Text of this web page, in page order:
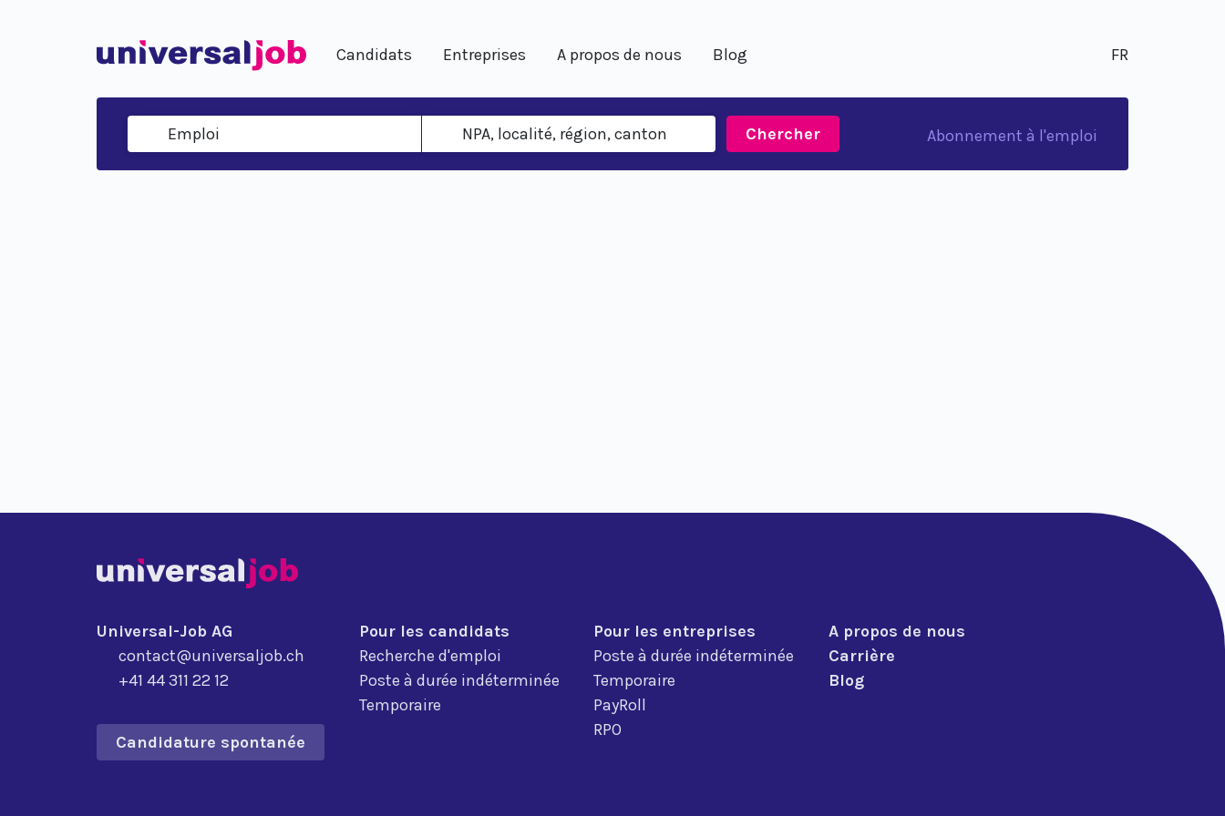
Candidats Entreprises A propos de nous Blog FR
Chercher Abonnement à l'emploi
Universal-Job AG
contact@universaljob.ch
+41 44 311 22 12
Candidature spontanée
Pour les candidats
Recherche d'emploi
Poste à durée indéterminée
Temporaire
Pour les entreprises
Poste à durée indéterminée
Temporaire
PayRoll
RPO
A propos de nous
Carrière
Blog